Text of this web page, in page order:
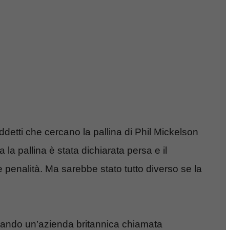
che cercano la pallina di Phil Mickelson
la pallina è stata dichiarata persa e il
Ma sarebbe stato tutto diverso se la
un’azienda britannica chiamata